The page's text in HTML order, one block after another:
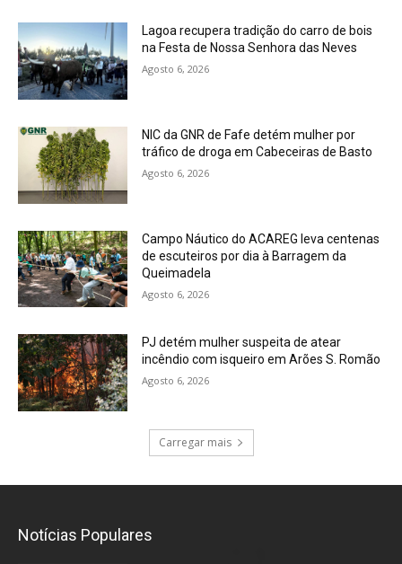
Lagoa recupera tradição do carro de bois
na Festa de Nossa Senhora das Neves
Agosto 6, 2026
NIC da GNR de Fafe detém mulher por
tráfico de droga em Cabeceiras de Basto
Agosto 6, 2026
Campo Náutico do ACAREG leva centenas
de escuteiros por dia à Barragem da
Queimadela
Agosto 6, 2026
PJ detém mulher suspeita de atear
incêndio com isqueiro em Arões S. Romão
Agosto 6, 2026
Carregar mais
Notícias Populares